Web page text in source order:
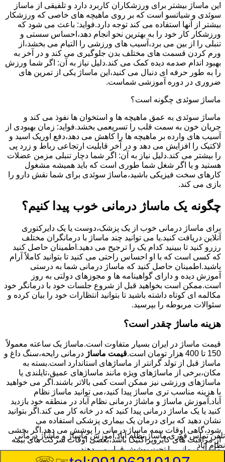
این ماساژ بیشتر برای ورزشکاران کاربرد دارد و تلفیقی از ماساز
سوئدی و شیاتسو است که بر روی ماهیچه های خاصی که ورزشکار
بیشتر از آنها استفاده می کند توجه دارد.فواید: باعث می شود که
ورزشکار کار خود را به بهترین نحو انجام دهد،احساس سستی و
تنبلی را از بین می برد،آسیب های ورزشی را التیام می بخشد،از
ورم کردن قسمت های مختلف بدن جلوگیری می کند و در آخر به
بهبود اندام صدمه دیده کمک می کند.دلیل نیاز به آن: اگر شما ورزش
را به طور حرفه ای دنبال می کنید،این ماساژ یکی از تمرین های
ضروری در دوره آموزشی شماست.
ماساژ سوئدی چگونه است؟
ماساژ سوئدی به عمق ماهیچه ها و استخوان ها نفوذ می کند و
جریان خون به سمت قلب را تسریعمی بخشد.فواید: زمان بهبودی از
آسیب های وارده بر ماهیچه ها را کاهش می دهد،دفع اوریک اسید و
لاکتیک را افزایش می دهد و در آخر قابلیت ارتجاعی رباط و زرد پی
را بیشتر می کند.دلیل نیاز به آن: اگر شما دچار تنبلی مزمن عضلات
هستید و یا اگر شغل شما طوری است که باید همیشه مشغول
کارهای سخت فیزیکی باشید،ماساژ سوئدی برای شما نقش دارو را
بازی می کند.
چگونه یک ماساژ درمانی خوب پیدا کنیم؟
برای ماساژ درمانی خوب از یک پزشک،دوست یا یک دایرکتوری
آنلاین دریافت کنید.یا می توانید چند ماساژ با درمانگران مختلف
رزرو کنید تا ببینید کدام یک را ترجیح می دهید.اطمینان حاصل کنید
که کسی است که با او احساس راحتی می کنید تا بتوانید کاملاً آرام
باشید.اطمینان حاصل کنید که ماساژ درمانی شما به درستی
آموزش دیده و دارای گواهینامه ها و مجوزهای دولتی به روز
است.ممکن است بخواهید قبل از شروع جلسات خود با درمانگر خود
مکالمه ای کوتاه داشته باشید تا بتوانید انتظارات خود را بیان کرده و
سئوالات مربوطه را بپرسید.
هزینه ماساژ چقدر است؟
قیمت ماساژ در ایران بسیار متفاوت است.ماساژ یک ساعته معمولاً
150 تا 400 هزار تومان است.
قیمت ماساژ درمانی رایحه،سنگ داغ و
ماساژ قبل از تولد گرانتر از ماساژهای استاندارد است.بسته به
مکان،برخی از ماساژهای ویژه مانند ماساژهای عمیق،تایلندی یا
ماساژهای ورزشی نیز ممکن است کمی بالاتر باشند.اگر می خواهید
با هزینه مناسب تری ماساژ پیدا کنید،می توانید ماساژ نظام
آباد,آموزش ماساژ و ماشاژ درمانی نظام آباد در منطقه خود بازدید
کنید یا یک ماساژ درمانی پیدا کنید که در خانه کار می کند.اگر بتوانید
نشان دهید که برای درمان یک بیماری پزشکی استفاده می
شود،گاهی اوقات بیمه ماساژ درمانی را پوشش می دهد.اگر بخشی
از مراقبت های کایروپراکتیک باشد،بعضی اوقات شرکت های بیمه
ماساژ درمانی را تحت پوشش قرار می دهند.
تلفن تماس فوریماساژ نظام آباد,آموزش ماساژ و ماشاژ درمانی
نظام آباد